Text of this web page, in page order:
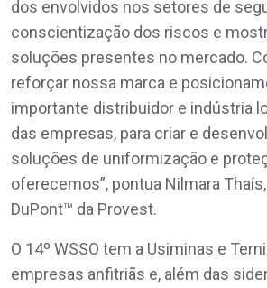
dos envolvidos nos setores de
conscientização dos riscos e
soluções presentes no mercado.
reforçar nossa marca e
importante distribuidor e indústria
das empresas, para criar e
soluções de uniformização e
oferecemos”, pontua Nilmara
DuPont™ da Provest.
O 14º WSSO tem a Usiminas e
empresas anfitriãs e, além das